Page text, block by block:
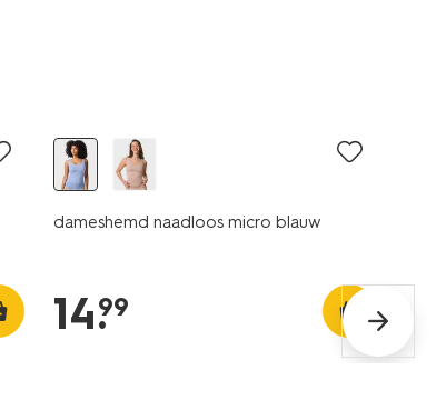
dameshemd naadloos micro blauw
14.
99